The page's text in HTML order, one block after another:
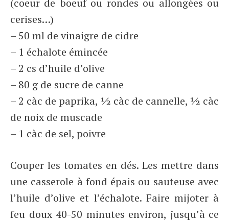
(coeur de boeuf ou rondes ou allongées ou
cerises…)
– 50 ml de vinaigre de cidre
– 1 échalote émincée
– 2 cs d’huile d’olive
– 80 g de sucre de canne
– 2 càc de paprika, ½ càc de cannelle, ½ càc
de noix de muscade
– 1 càc de sel, poivre
Couper les tomates en dés. Les mettre dans
une casserole à fond épais ou sauteuse avec
l’huile d’olive et l’échalote. Faire mijoter à
feu doux 40-50 minutes environ, jusqu’à ce